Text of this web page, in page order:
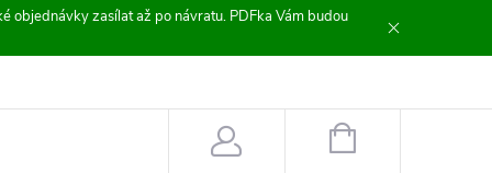
objednávky zasílat až po návratu. PDFka Vám budou
NÁKUPNÍ